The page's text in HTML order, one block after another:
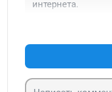
интернета.